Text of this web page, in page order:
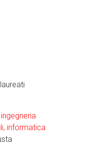
ingegneria
informatica